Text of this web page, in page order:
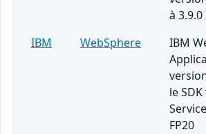
à 3.9.0
IBM
WebSphere
IBM
le
FP20